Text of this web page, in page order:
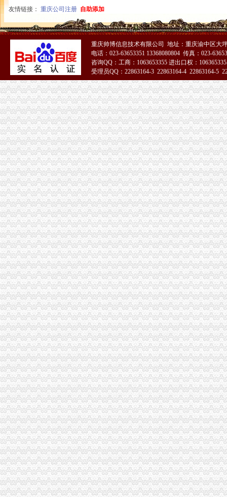
友情链接： 重庆公司注册 自助添加
重庆帅博信息技术有限公司 地址：重庆渝中区大
电话：023-63653351 13368080804 传真：023-
咨询QQ：工商：1063653355 进出口权：
受理员QQ：22863164-3 22863164-4 22863164-5
51La